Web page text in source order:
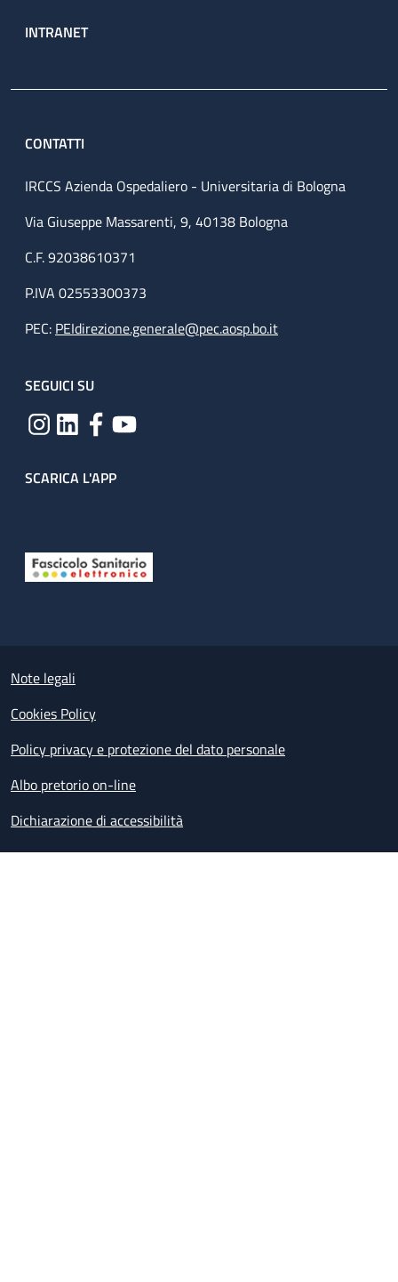
INTRANET
CONTATTI
IRCCS Azienda Ospedaliero - Universitaria di Bologna
Via Giuseppe Massarenti, 9, 40138 Bologna
C.F. 92038610371
P.IVA 02553300373
PEC: PEIdirezione.generale@pec.aosp.bo.it
SEGUICI SU
SCARICA L'APP
Small prints
Note legali
Cookies Policy
Policy privacy e protezione del dato personale
Albo pretorio on-line
Dichiarazione di accessibilità